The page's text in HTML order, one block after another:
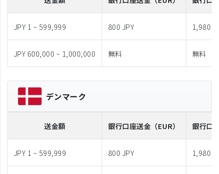
JPY 1 ~ 599,999 800 JPY 1,980
JPY 600,000 ~ 1,000,000 無料 無料
デンマーク
送金額 銀行口座送金 （EUR） 銀行口
JPY 1 ~ 599,999 800 JPY 1,980